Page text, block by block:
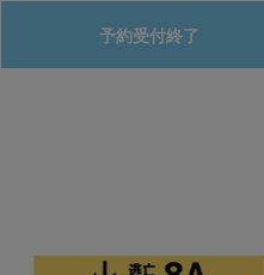
予約受付終了